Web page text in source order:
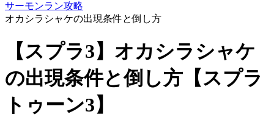
サーモンラン攻略
オカシラシャケの出現条件と倒し方
【スプラ3】オカシラシャケ
の出現条件と倒し方【スプラ
トゥーン3】